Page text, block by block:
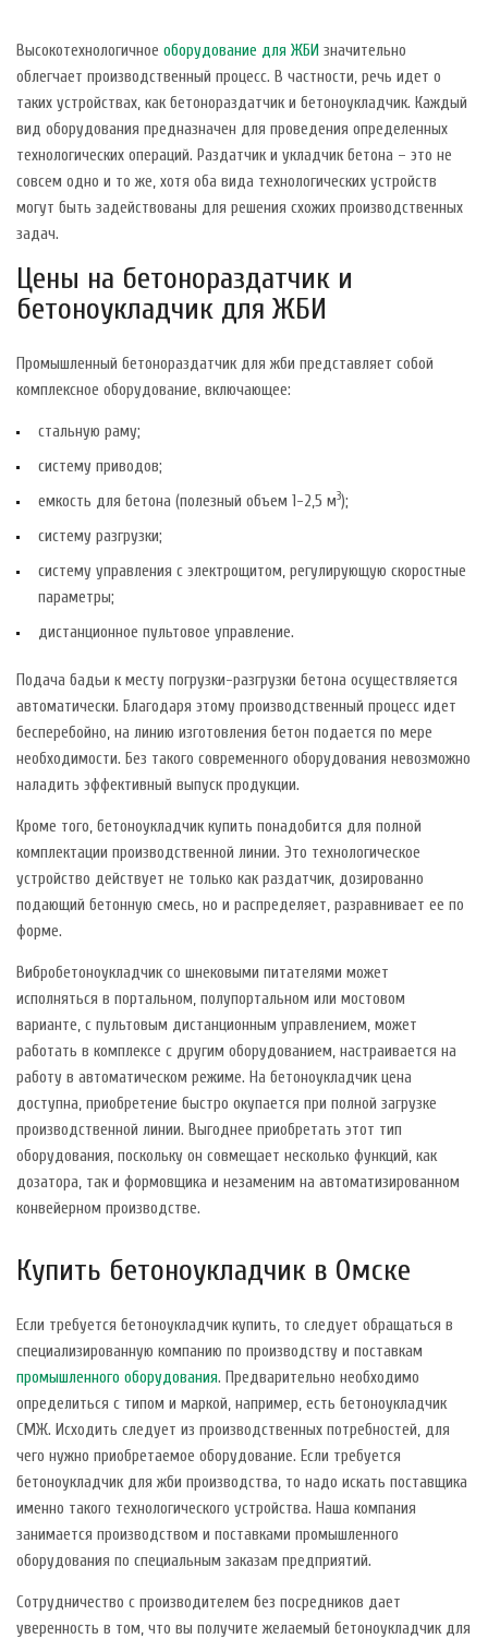
Высокотехнологичное оборудование для ЖБИ значительно
облегчает производственный процесс. В частности, речь идет о
таких устройствах, как бетонораздатчик и бетоноукладчик. Каждый
вид оборудования предназначен для проведения определенных
технологических операций. Раздатчик и укладчик бетона – это не
совсем одно и то же, хотя оба вида технологических устройств
могут быть задействованы для решения схожих производственных
задач.
Цены на бетонораздатчик и
бетоноукладчик для ЖБИ
Промышленный бетонораздатчик для жби представляет собой
комплексное оборудование, включающее:
стальную раму;
систему приводов;
емкость для бетона (полезный объем 1-2,5 м3);
систему разгрузки;
систему управления с электрощитом, регулирующую скоростные
параметры;
дистанционное пультовое управление.
Подача бадьи к месту погрузки-разгрузки бетона осуществляется
автоматически. Благодаря этому производственный процесс идет
бесперебойно, на линию изготовления бетон подается по мере
необходимости. Без такого современного оборудования невозможно
наладить эффективный выпуск продукции.
Кроме того, бетоноукладчик купить понадобится для полной
комплектации производственной линии. Это технологическое
устройство действует не только как раздатчик, дозированно
подающий бетонную смесь, но и распределяет, разравнивает ее по
форме.
Вибробетоноукладчик со шнековыми питателями может
исполняться в портальном, полупортальном или мостовом
варианте, с пультовым дистанционным управлением, может
работать в комплексе с другим оборудованием, настраивается на
работу в автоматическом режиме. На бетоноукладчик цена
доступна, приобретение быстро окупается при полной загрузке
производственной линии. Выгоднее приобретать этот тип
оборудования, поскольку он совмещает несколько функций, как
дозатора, так и формовщика и незаменим на автоматизированном
конвейерном производстве.
Купить бетоноукладчик в Омске
Если требуется бетоноукладчик купить, то следует обращаться в
специализированную компанию по производству и поставкам
промышленного оборудования. Предварительно необходимо
определиться с типом и маркой, например, есть бетоноукладчик
СМЖ. Исходить следует из производственных потребностей, для
чего нужно приобретаемое оборудование. Если требуется
бетоноукладчик для жби производства, то надо искать поставщика
именно такого технологического устройства. Наша компания
занимается производством и поставками промышленного
оборудования по специальным заказам предприятий.
Сотрудничество с производителем без посредников дает
уверенность в том, что вы получите желаемый бетоноукладчик для